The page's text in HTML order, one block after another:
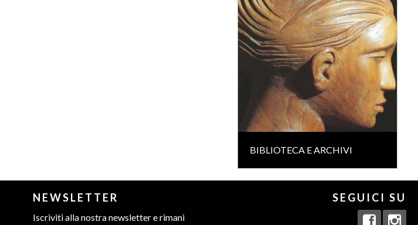
BIBLIOTECA E ARCHIVI
NEWSLETTER
Iscriviti alla nostra newsletter e rimani
SEGUICI SU